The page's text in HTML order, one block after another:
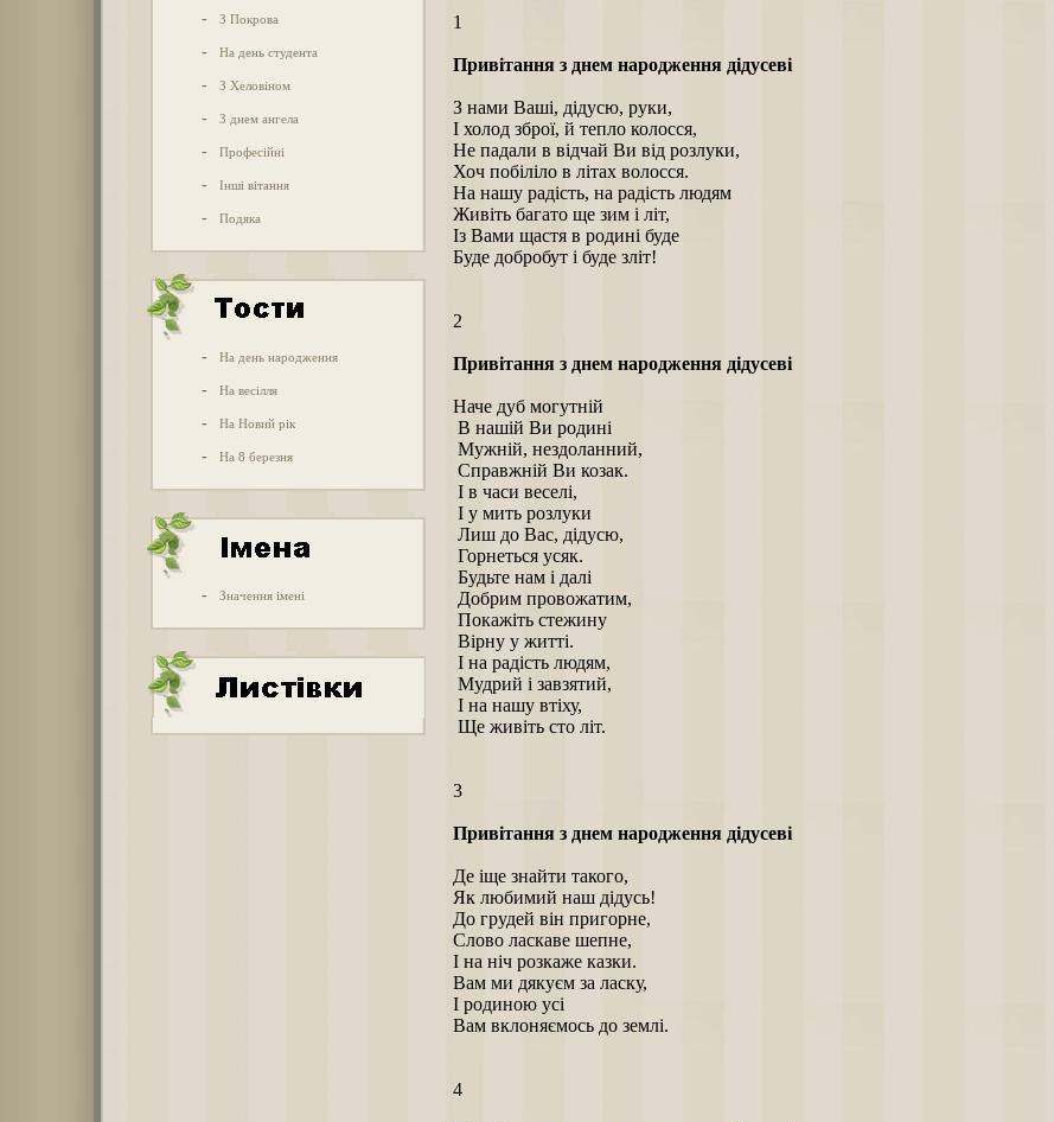
- З Покрова
- На день студента
- З Хеловіном
- З днем ангела
- Професійні
- Інші вітання
- Подяка
- На день народження
- На весілля
- На Новий рік
- На 8 березня
- Значення імені
1
Привітання з днем народження дідусеві
З нами Ваші, дідусю, руки,
І холод зброї, й тепло колосся,
Hе падали в відчай Ви від розлуки,
Хоч побіліло в літах волосся.
Hа нашу радість, на радість людям
Живіть багато ще зим і літ,
Із Вами щастя в родині буде
Буде добробут і буде зліт!
2
Привітання з днем народження дідусеві
Hаче дуб могутній
В нашій Ви родині
Мужній, нездоланний,
Справжній Ви козак.
І в часи веселі,
І у мить розлуки
Лиш до Вас, дідусю,
Горнеться усяк.
Будьте нам і далі
Добрим провожатим,
Покажіть стежину
Вірну у житті.
І на радість людям,
Мудрий і завзятий,
І на нашу втіху,
Ще живіть сто літ.
3
Привітання з днем народження дідусеві
Де іще знайти такого,
Як любимий наш дідусь!
До грудей він пригорне,
Слово ласкаве шепне,
І на ніч розкаже казки.
Вам ми дякуєм за ласку,
І родиною усі
Вам вклоняємось до землі.
4